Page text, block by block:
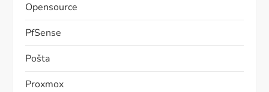
Opensource
PfSense
Pošta
Proxmox